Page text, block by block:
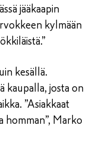
jääkaapin
kylmään
kesällä.
kaupalla, josta on
”Asiakkaat
homman”, Marko